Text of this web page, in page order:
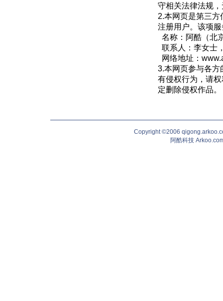
守相关法律法规
2.本网页是第三
注册用户。该项
名称：阿酷（北
联系人：李女士
网络地址：
3.本网页参与各方
有侵权行为，请
定删除侵权作品。
Copyright ©2006
阿酷科技